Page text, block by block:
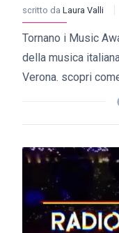
scritto da Laura Valli
Tornano i Music
della musica
Verona. scopri